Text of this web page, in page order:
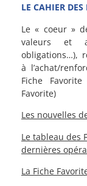
LE CAHIER DES
Le « coeur »
valeurs et
obligations…),
à l’achat/
Fiche
Favorite)
Les nouvelles
Le tableau des
dernières
La Fiche